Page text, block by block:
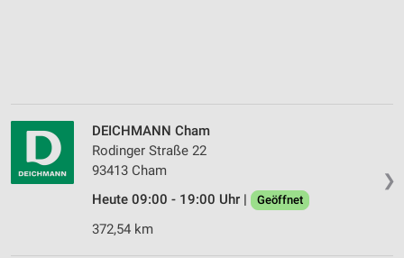
❯
DEICHMANN Cham
Rodinger Straße 22
93413 Cham
Heute 09:00 - 19:00 Uhr |
Geöffnet
372,54 km